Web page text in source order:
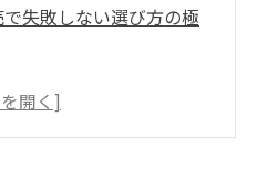
失敗しない選び方の極
実感できる商品選定法